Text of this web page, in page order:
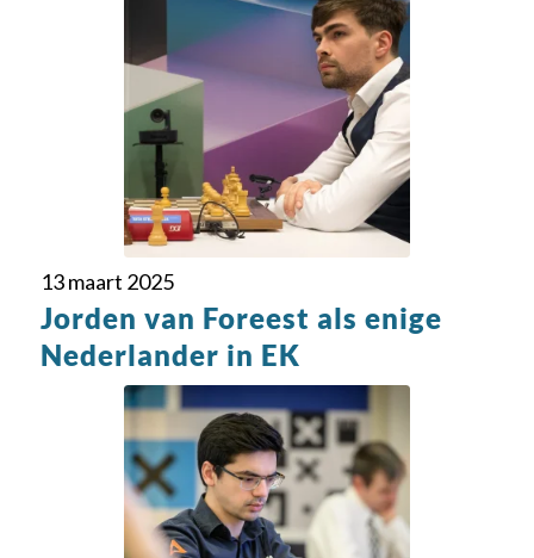
13 maart 2025
Jorden van Foreest als enige
Nederlander in EK